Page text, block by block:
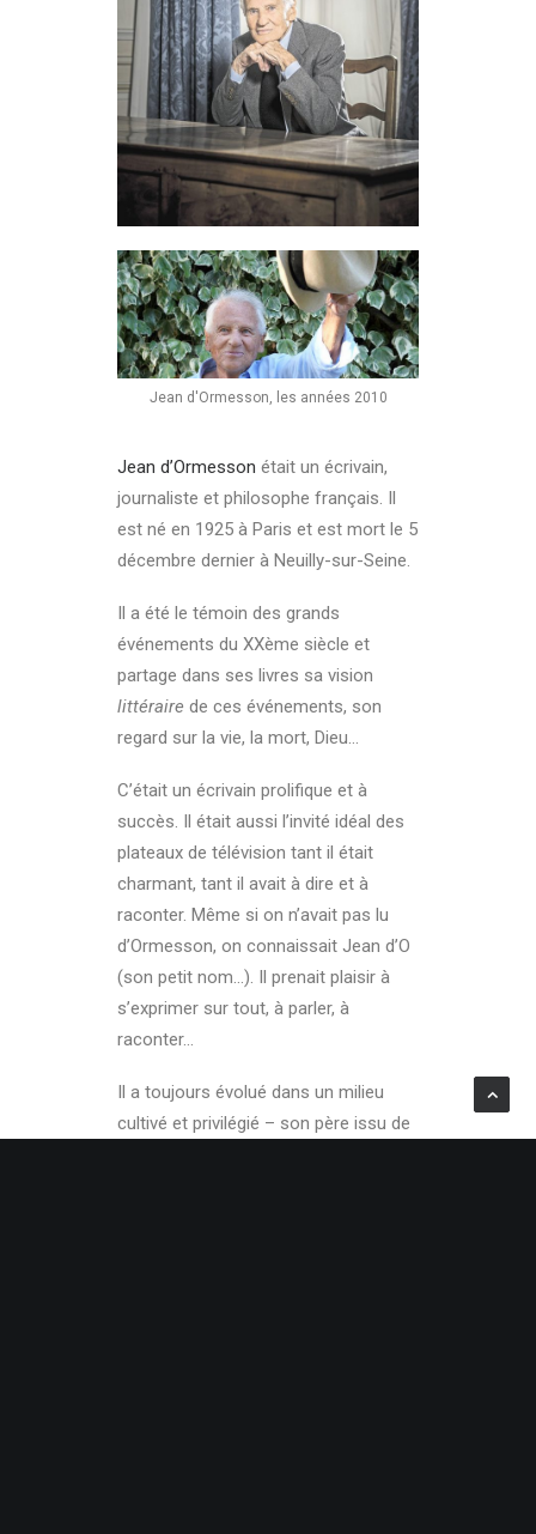
Jean d'Ormesson, les années 2010
Jean d’Ormesson était un écrivain,
journaliste et philosophe français. Il
est né en 1925 à Paris et est mort le 5
décembre dernier à Neuilly-sur-Seine.
Il a été le témoin des grands
événements du XXème siècle et
partage dans ses livres sa vision
littéraire de ces événements, son
regard sur la vie, la mort, Dieu…
C’était un écrivain prolifique et à
succès. Il était aussi l’invité idéal des
plateaux de télévision tant il était
charmant, tant il avait à dire et à
raconter. Même si on n’avait pas lu
d’Ormesson, on connaissait Jean d’O
(son petit nom…). Il prenait plaisir à
s’exprimer sur tout, à parler, à
raconter…
Il a toujours évolué dans un milieu
cultivé et privilégié – son père issu de